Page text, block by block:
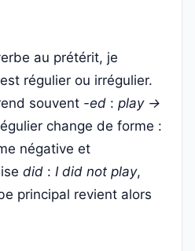
au prétérit, je
régulier ou irrégulier.
souvent -ed : play →
change de forme :
négative et
did : I did not play,
principal revient alors